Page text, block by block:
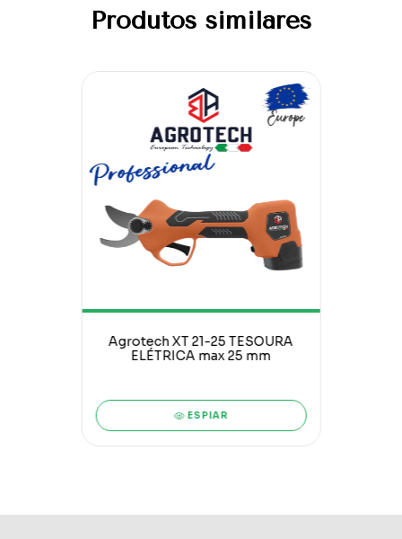
Produtos similares
Agrotech XT 21-25 TESOURA
ELÉTRICA max 25 mm
ESPIAR